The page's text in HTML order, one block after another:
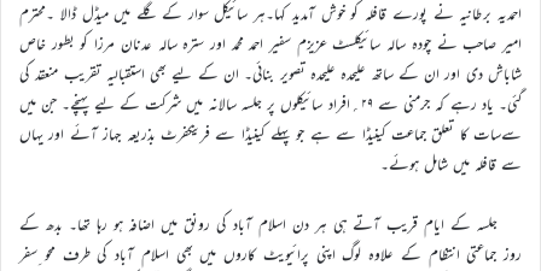
احمدیہ برطانیہ نے پورے قافلہ کو خوش آمدید کہا۔ہر سائیکل سوار کے گلے میں میڈل ڈالا ۔محترم
امیر صاحب نے چودہ سالہ سائیکلسٹ عزیزم سفیر احمد محمد اور سترہ سالہ عدنان مرزا کو بطور خاص
شاباش دی اور ان کے ساتھ علیحدہ علیحدہ تصویر بنائی۔ ان کے لیے بھی استقبالیہ تقریب منعقد کی
گئی۔ یاد رہے کہ جرمنی سے ۲۹؍افراد سائیکلوں پر جلسہ سالانہ میں شرکت کے لیے پہنچے۔ جن میں
سےسات کا تعلق جماعت کینیڈا سے ہے جو پہلے کینیڈا سے فرینکفرٹ بذریعہ جہاز آئے اور یہاں
سے قافلہ میں شامل ہوئے۔
جلسہ کے ایام قریب آتے ہی ہر دن اسلام آباد کی رونق میں اضافہ ہو رہا تھا۔ بدھ کے
روز جماعتی انتظام کے علاوہ لوگ اپنی پرائیویٹ کاروں میں بھی اسلام آباد کی طرف محو ِسفر